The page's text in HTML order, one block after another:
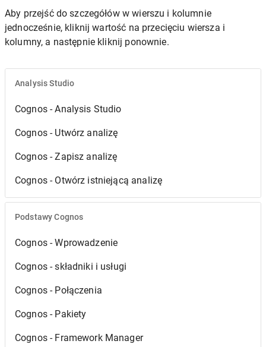
Aby przejść do szczegółów w wierszu i kolumnie
jednocześnie, kliknij wartość na przecięciu wiersza i
kolumny, a następnie kliknij ponownie.
Analysis Studio
Cognos - Analysis Studio
Cognos - Utwórz analizę
Cognos - Zapisz analizę
Cognos - Otwórz istniejącą analizę
Podstawy Cognos
Cognos - Wprowadzenie
Cognos - składniki i usługi
Cognos - Połączenia
Cognos - Pakiety
Cognos - Framework Manager